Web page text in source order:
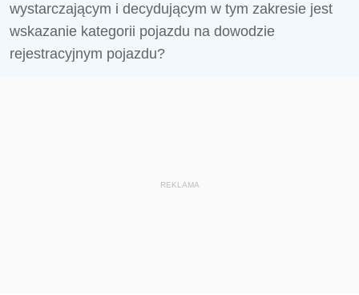
wystarczającym i decydującym w tym zakresie jest
wskazanie kategorii pojazdu na dowodzie
rejestracyjnym pojazdu?
REKLAMA